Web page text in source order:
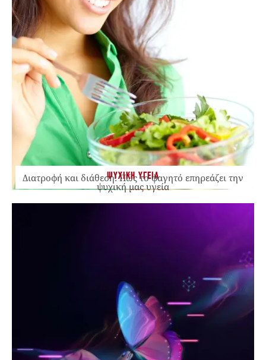
ΨΥΧΙΚΗ ΥΓΕΙΑ
Διατροφή και διάθεση: Πώς το φαγητό επηρεάζει την
ψυχική μας υγεία